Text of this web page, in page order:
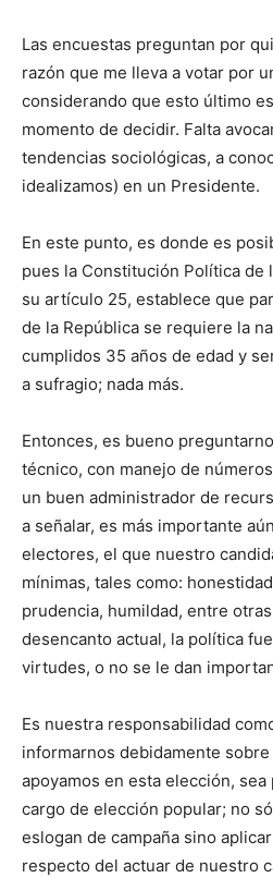
Las encuestas preguntan por
razón que me lleva a votar por
considerando que esto último
momento de decidir. Falta
tendencias sociológicas, a
idealizamos) en un Presidente.
En este punto, es donde es
pues la Constitución Política de
su artículo 25, establece que
de la República se requiere la
cumplidos 35 años de edad y
a sufragio; nada más.
Entonces, es bueno
técnico, con manejo de
un buen administrador de
a señalar, es más importante
electores, el que nuestro
mínimas, tales como:
prudencia, humildad, entre
desencanto actual, la política
virtudes, o no se le dan
Es nuestra responsabilidad
informarnos debidamente
apoyamos en esta elección,
cargo de elección popular; no
eslogan de campaña sino
respecto del actuar de nuestro